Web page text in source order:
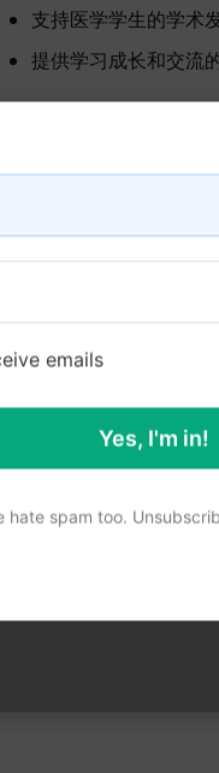
支持医学学生的学术
提供学习成长和交流
emails
Yes, I'm in!
hate spam too.